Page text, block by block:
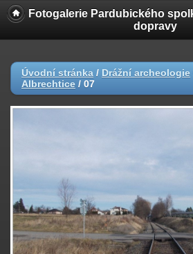
Fotogalerie Pardubického
dopravy
Úvodní stránka / Drážní archeologie
Albrechtice / 07